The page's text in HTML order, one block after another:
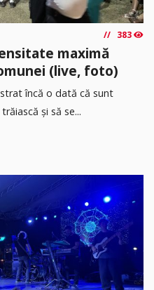
383
maximă
(live, foto)
încă o dată că sunt
și să se...